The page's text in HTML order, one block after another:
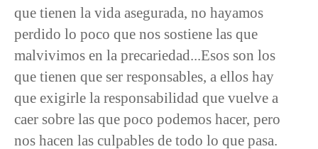
que tienen la vida asegurada, no hayamos
perdido lo poco que nos sostiene las que
malvivimos en la precariedad...Esos son los
que tienen que ser responsables, a ellos hay
que exigirle la responsabilidad que vuelve a
caer sobre las que poco podemos hacer, pero
nos hacen las culpables de todo lo que pasa.